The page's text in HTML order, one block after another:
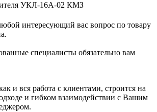
УКЛ-16А-02 КМЗ
интересующий вас вопрос по товару
специалисты обязательно вам
и вся работа с клиентами, строится на
и гибком взаимодействии с Вашим